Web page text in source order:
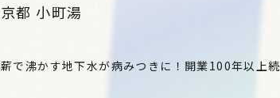
京都 小町湯
薪で沸かす地下水が病みつきに！開業100年以上